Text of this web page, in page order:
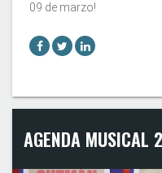
09 de marzo!
AGENDA MUSICAL